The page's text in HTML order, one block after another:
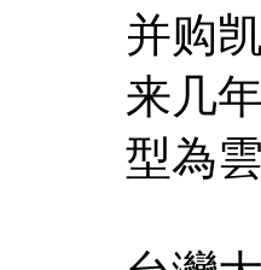
并购
来几
型為